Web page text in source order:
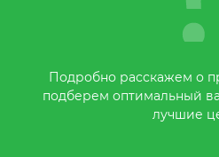
Подробно расскажем о
подберем оптимальный
лучшие